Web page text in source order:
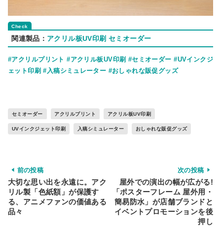
関連製品： アクリル板UV印刷 セミオーダー
#アクリルプリント #アクリル板UV印刷 #セミオーダー #UVインクジ
ェット印刷 #入稿シミュレーター #おしゃれな販促グッズ
セミオーダー アクリルプリント アクリル板UV印刷
UVインクジェット印刷 入稿シミュレーター おしゃれな販促グッズ
前の投稿
大切な思い出を永遠に。アク
リル製「色紙額」が保護す
る、アニメファンの価値ある
品々
次の投稿
屋外での演出の幅が広がる!
「ポスターフレーム 屋外用・
簡易防水」が店舗ブランドと
イベントプロモーションを後
押し